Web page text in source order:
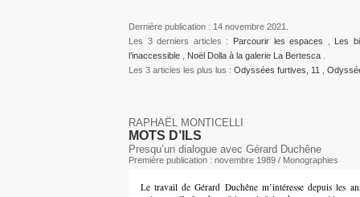
Dernière publication : 14 novembre 2021.
Les 3 derniers articles : Parcourir les espaces
Les
l’inaccessible
Noël Dolla à la galerie La Bertesca
Les 3 articles les plus lus : Odyssées furtives, 11
RAPHAËL MONTICELLI
MOTS D’ILS
Presqu’un dialogue avec Gérard Duchêne
Première publication : novembre 1989 / Monographies
Le travail de Gérard Duchêne m’intéresse depuis les